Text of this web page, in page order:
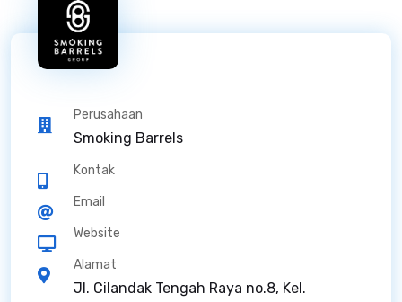
Perusahaan
Smoking Barrels
Kontak
Email
Website
Alamat
Jl. Cilandak Tengah Raya no.8, Kel.